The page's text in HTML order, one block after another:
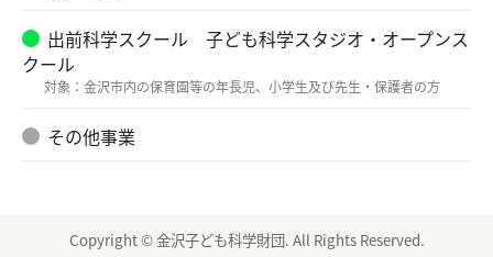
出前科学スクール 子ども科学スタジオ・オープンス
クール
対象：金沢市内の保育園等の年長児、小学生及び先生・保護者の方
その他事業
Copyright © 金沢子ども科学財団. All Rights Reserved.